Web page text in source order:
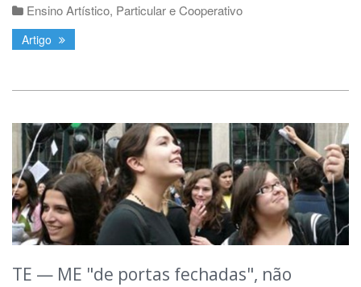
Ensino Artístico, Particular e Cooperativo
Artigo
TE — ME "de portas fechadas", não